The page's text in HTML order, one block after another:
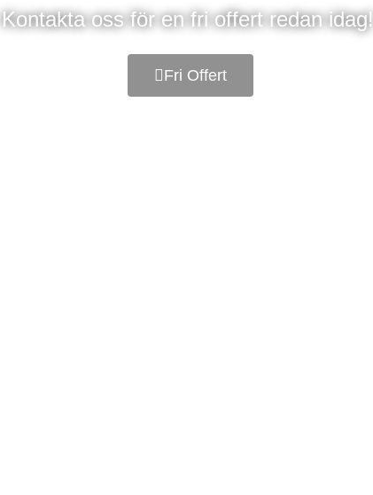
Kontakta oss för en fri offert redan idag!
Fri Offert